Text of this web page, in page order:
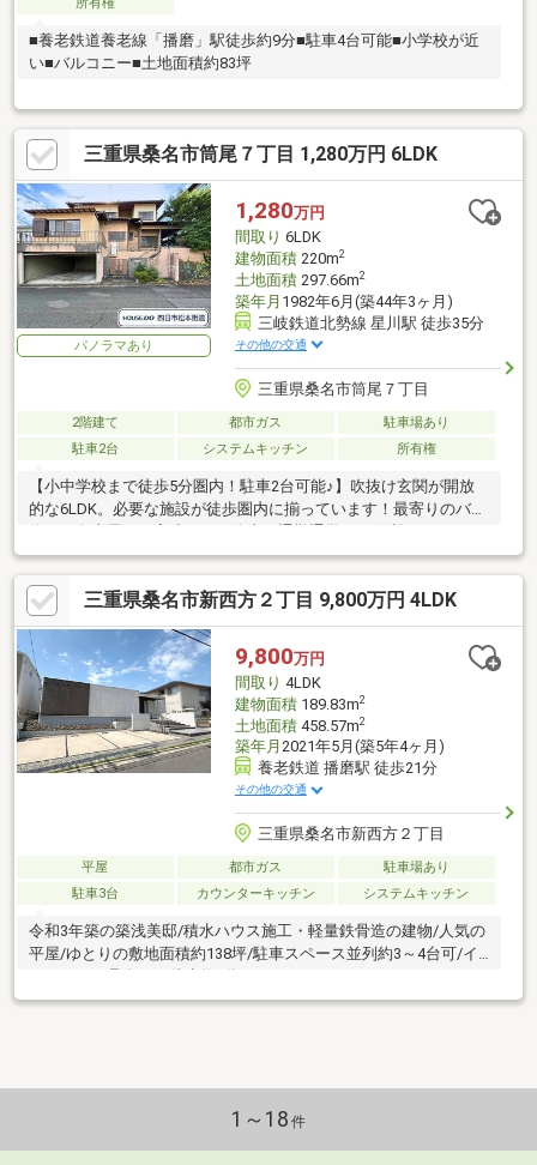
所有権
■養老鉄道養老線「播磨」駅徒歩約9分■駐車4台可能■小学校が近
い■バルコニー■土地面積約83坪
三重県桑名市筒尾７丁目 1,280万円 6LDK
パノラマあり
1,280万円
間取り 6LDK
建物面積220m2
土地面積297.66m2
築年月 1982年6月(築44年3ヶ月)
三岐鉄道北勢線 星川駅 徒歩35分
その他の交通
三重県桑名市筒尾７丁目
2階建て 都市ガス
駐車場あり
駐車2台
システムキッチン 所有権
【小中学校まで徒歩5分圏内！駐車2台可能♪】吹抜け玄関が開放
的な6LDK。必要な施設が徒歩圏内に揃っています！最寄りのバス
停は、名古屋への高速バスも停車。通勤通学にも便利です！リフ
ォーム相談も承ります
三重県桑名市新西方２丁目 9,800万円 4LDK
9,800万円
間取り 4LDK
建物面積189.83m2
土地面積458.57m2
築年月 2021年5月(築5年4ヶ月)
養老鉄道 播磨駅 徒歩21分
その他の交通
三重県桑名市新西方２丁目
平屋 都市ガス
駐車場あり
駐車3台
カウンターキッチン システムキッチン
令和3年築の築浅美邸/積水ハウス施工・軽量鉄骨造の建物/人気の
平屋/ゆとりの敷地面積約138坪/駐車スペース並列約3～4台可/イ
1～18 件